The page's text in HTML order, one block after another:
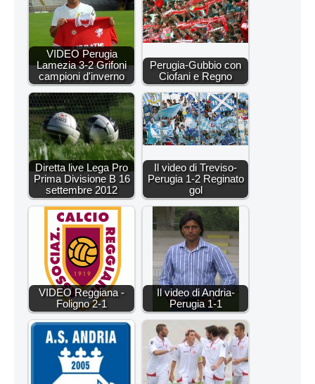
VIDEO Perugia
Lamezia 3-2 Grifoni
campioni d'inverno
Perugia-Gubbio con
Ciofani e Regno
Diretta live Lega Pro
Prima Divisione B 16
settembre 2012
Il video di Treviso-
Perugia 1-2 Reginato
gol
VIDEO Reggiana -
Foligno 2-1
Il video di Andria-
Perugia 1-1